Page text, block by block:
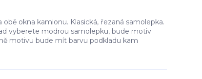
okna kamionu. Klasická, řezaná samolepka.
vyberete modrou samolepku, bude motiv
motivu bude mít barvu podkladu kam